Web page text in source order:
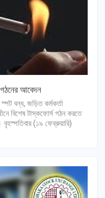
গঠনের আবেদন
স্পট বন্ধ, জড়িত কর্মকর্তা
বিশেষ টাস্কফোর্স গঠন করতে
বৃহস্পতিবার (১৯ ফেব্রুয়ারি)